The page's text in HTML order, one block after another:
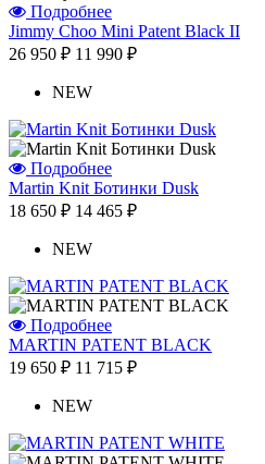
Подробнее
Jimmy Choo Mini Patent Black II
26 950 ₽ 11 990 ₽
NEW
Подробнее
Martin Knit Ботинки Dusk
18 650 ₽ 14 465 ₽
NEW
Подробнее
MARTIN PATENT BLACK
19 650 ₽ 11 715 ₽
NEW